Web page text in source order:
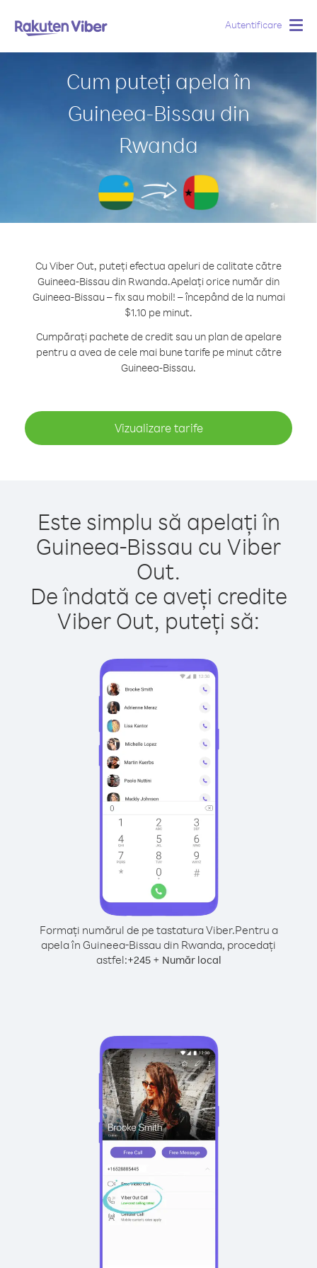
Autentificare
Cum puteți apela în
Guineea-Bissau din
Rwanda
Cu Viber Out, puteți efectua apeluri de calitate către
Guineea-Bissau din Rwanda.Apelați orice număr din
Guineea-Bissau – fix sau mobil! – începând de la numai
$1.10 pe minut.
Cumpărați pachete de credit sau un plan de apelare
pentru a avea de cele mai bune tarife pe minut către
Guineea-Bissau.
Vizualizare tarife
Este simplu să apelați în
Guineea-Bissau cu Viber
Out.
De îndată ce aveți credite
Viber Out, puteți să:
Formați numărul de pe tastatura Viber.Pentru a
apela în Guineea-Bissau din Rwanda, procedați
astfel:+245+ Număr local